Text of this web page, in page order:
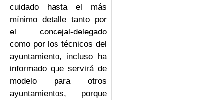
cuidado hasta el más
mínimo detalle tanto por
el concejal-delegado
como por los técnicos del
ayuntamiento, incluso ha
informado que servirá de
modelo para otros
ayuntamientos, porque